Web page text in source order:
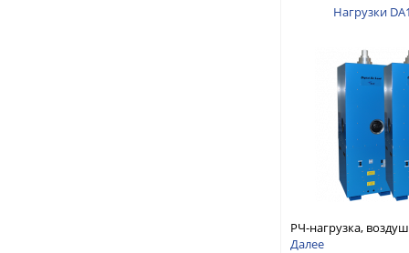
Нагрузки
РЧ-нагрузка,
охлаждение 10кВт
Далее